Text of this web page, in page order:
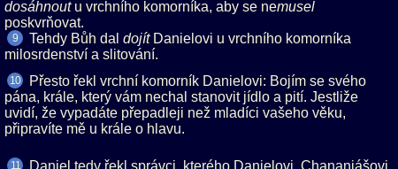
u vrchního komorníka, aby se ne
poskvrňovat.
9 Tehdy Bůh dal
Danielovi u vrchního komorníka
milosrdenství a slitování.
10
Přesto řekl vrchní komorník Danielovi: Bojím se svého
pána, krále, který vám nechal stanovit jídlo a pití. Jestliže
uvidí, že vypadáte přepadleji než mladíci vašeho věku,
připravíte mě u krále o hlavu.
11
Daniel tedy řekl správci, kterého Danielovi, Chananjášovi,